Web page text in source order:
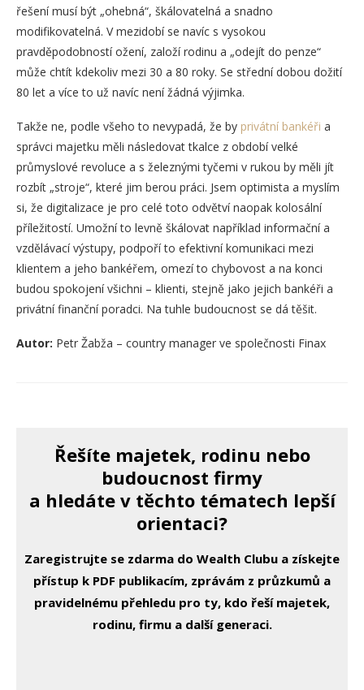
řešení musí být „ohebná“, škálovatelná a snadno
modifikovatelná. V mezidobí se navíc s vysokou
pravděpodobností ožení, založí rodinu a „odejít do penze“
může chtít kdekoliv mezi 30 a 80 roky. Se střední dobou dožití
80 let a více to už navíc není žádná výjimka.
Takže ne, podle všeho to nevypadá, že by privátní bankéři a
správci majetku měli následovat tkalce z období velké
průmyslové revoluce a s železnými tyčemi v rukou by měli jít
rozbít „stroje“, které jim berou práci. Jsem optimista a myslím
si, že digitalizace je pro celé toto odvětví naopak kolosální
příležitostí. Umožní to levně škálovat například informační a
vzdělávací výstupy, podpoří to efektivní komunikaci mezi
klientem a jeho bankéřem, omezí to chybovost a na konci
budou spokojení všichni – klienti, stejně jako jejich bankéři a
privátní finanční poradci. Na tuhle budoucnost se dá těšit.
Autor: Petr Žabža – country manager ve společnosti Finax
Řešíte majetek, rodinu nebo
budoucnost firmy
a hledáte v těchto tématech lepší
orientaci?
Zaregistrujte se zdarma do Wealth Clubu a získejte
přístup k PDF publikacím, zprávám z průzkumů a
pravidelnému přehledu pro ty, kdo řeší majetek,
rodinu, firmu a další generaci.